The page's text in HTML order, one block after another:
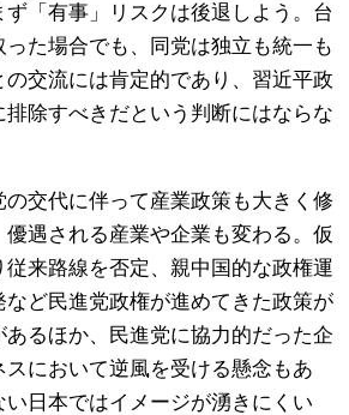
「有事」リスクは後退しよう。台
た場合でも、同党は独立も統一も
の交流には肯定的であり、習近平政
除すべきだという判断にはならな
交代に伴って産業政策も大きく修
遇される産業や企業も変わる。仮
来路線を否定、親中国的な政権運
ど民進党政権が進めてきた政策が
あるほか、民進党に協力的だった企
において逆風を受ける懸念もあ
い日本ではイメージが湧きにくい